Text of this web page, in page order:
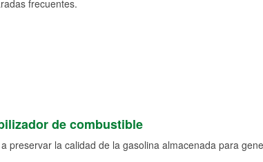
frecuentes.
de combustible
preservar la calidad de la gasolina almacenada para